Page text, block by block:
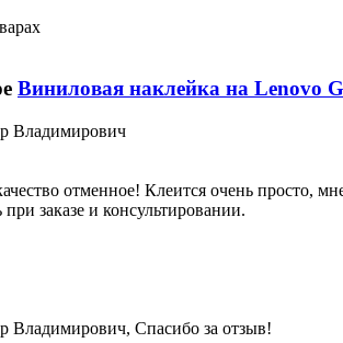
Виниловая наклейка на Lenovo
Владимирович
отменное! Клеится очень просто,
заказе и консультировании.
Владимирович, Спасибо за отзыв!